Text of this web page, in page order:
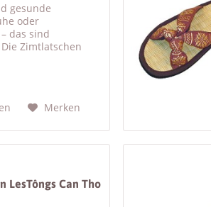
gesunde
oder
das sind
Zimtlatschen
in Südostasien
die Zimt Flip Flops
Merken
LesTôngs Can Tho